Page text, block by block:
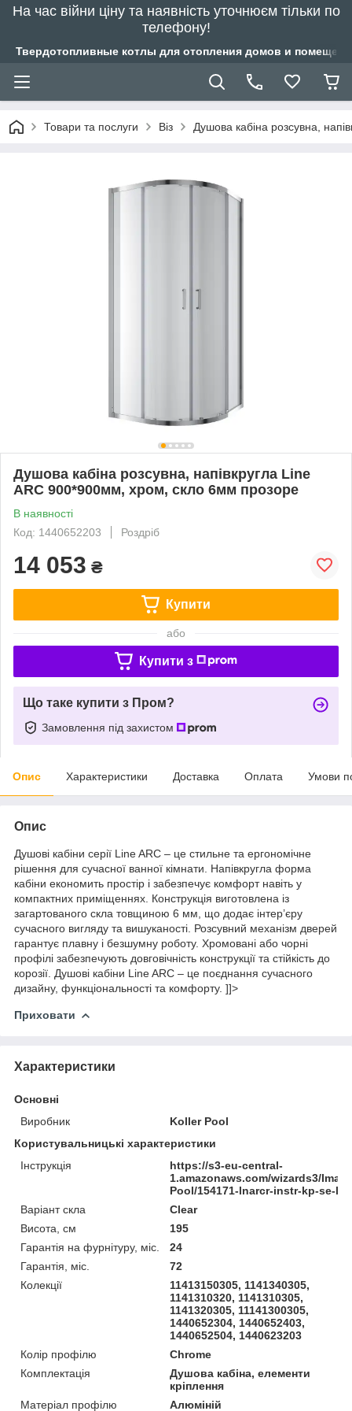
На час війни ціну та наявність уточнюєм тільки по
телефону!
Твердотопливные котлы для отопления домов и
Товари та послуги Віз Душова кабіна розсувна,
Душова кабіна розсувна, напівкругла Line
ARC 900*900мм, хром, cкло 6мм прозоре
В наявності
Код: 1440652203
Роздріб
14 053 ₴
Купити
або
Купити з
Що таке купити з Пром?
Замовлення під захистом
Опис Характеристики Доставка Оплата Умови
Опис
Душові кабіни серії Line ARC – це стильне та ергономічне
рішення для сучасної ванної кімнати. Напівкругла форма
кабіни економить простір і забезпечує комфорт навіть у
компактних приміщеннях. Конструкція виготовлена із
загартованого скла товщиною 6 мм, що додає інтер’єру
сучасного вигляду та вишуканості. Розсувний механізм дверей
гарантує плавну і безшумну роботу. Хромовані або чорні
профілі забезпечують довговічність конструкції та стійкість до
корозії. Душові кабіни Line ARC – це поєднання сучасного
дизайну, функціональності та комфорту. ]]>
Приховати
Характеристики
Основні
Виробник
Koller Pool
Користувальницькі характеристики
Інструкція
https://s3-eu-central-
1.amazonaws.com/wizards3/
Pool/154171-lnarcr-instr-kp-se-
Варіант скла
Clear
Висота, см
195
Гарантія на фурнітуру, міс.
24
Гарантія, міс.
72
Колекції
11413150305, 1141340305,
1141310320, 1141310305,
1141320305, 11141300305,
1440652304, 1440652403,
1440652504, 1440623203
Колір профілю
Chrome
Комплектація
Душова кабіна, елементи
кріплення
Матеріал профілю
Алюміній